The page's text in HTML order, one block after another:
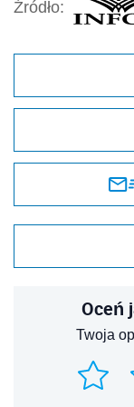
Źródło:
Oceń
Twoja